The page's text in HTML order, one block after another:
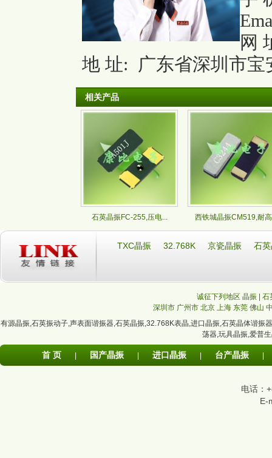
网
地 址: 广东省深圳市宝
相关产品
石英晶振FC-255,压电... 西铁城晶振CM519,耐
TXC晶振 32.768K 京瓷晶振 石
诚征下列地区 晶振 |
深圳市 广州市 北京 上海 东莞 佛山
有源晶振,石英振动子,声表面谐振器,石英晶振,32.768K表晶,进口晶振,石英晶体谐振器
荡器,玩具晶振,爱普
首 页 国产晶振 进口晶振 台产晶振
电话：
E-